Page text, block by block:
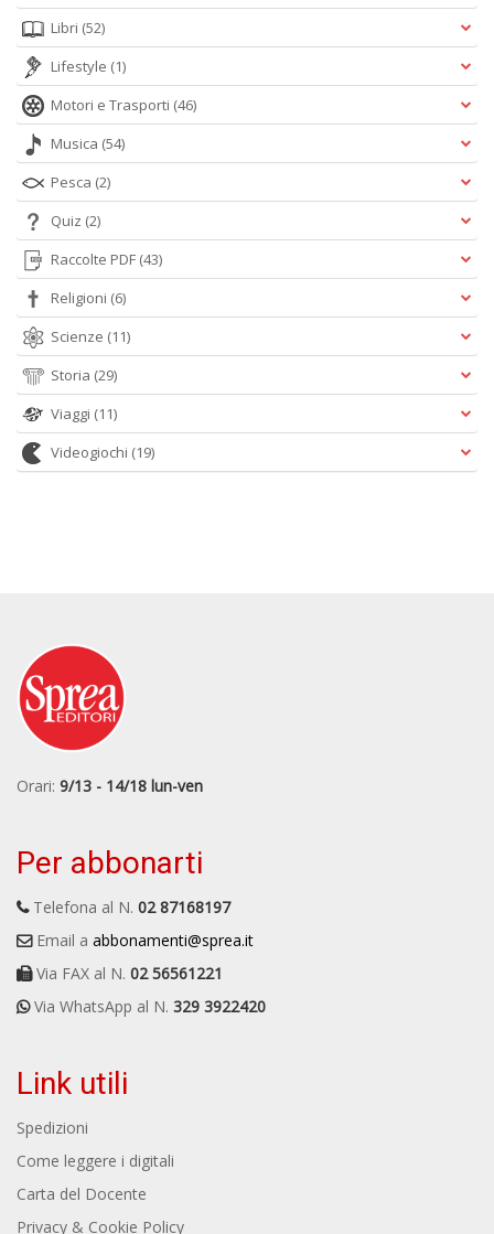
Libri (52)
Lifestyle (1)
Motori e Trasporti (46)
Musica (54)
Pesca (2)
Quiz (2)
Raccolte PDF (43)
Religioni (6)
Scienze (11)
Storia (29)
Viaggi (11)
Videogiochi (19)
Orari: 9/13 - 14/18 lun-ven
Per abbonarti
Telefona al N. 02 87168197
Email a abbonamenti@sprea.it
Via FAX al N. 02 56561221
Via WhatsApp al N. 329 3922420
Link utili
Spedizioni
Come leggere i digitali
Carta del Docente
Privacy & Cookie Policy